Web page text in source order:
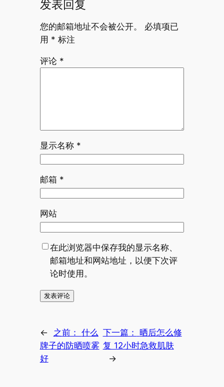
发表回复
您的邮箱地址不会被公开。
必填项已
用 * 标注
评论 *
显示名称 *
邮箱 *
网站
在此浏览器中保存我的显示名称、
邮箱地址和网站地址，以便下次评
论时使用。
← 之前： 什么
牌子的防晒喷雾
好
下一篇：
晒后怎么修
复 12小时急救肌肤
→